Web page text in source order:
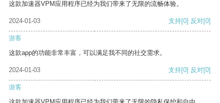
这款加速器VPM应用程序已经为我们带来了无限的流畅体验。
2024-01-03 支持[0] 反对[0]
游客
这款app的功能非常丰富，可以满足我不同的社交需求。
2024-01-03 支持[0] 反对[0]
游客